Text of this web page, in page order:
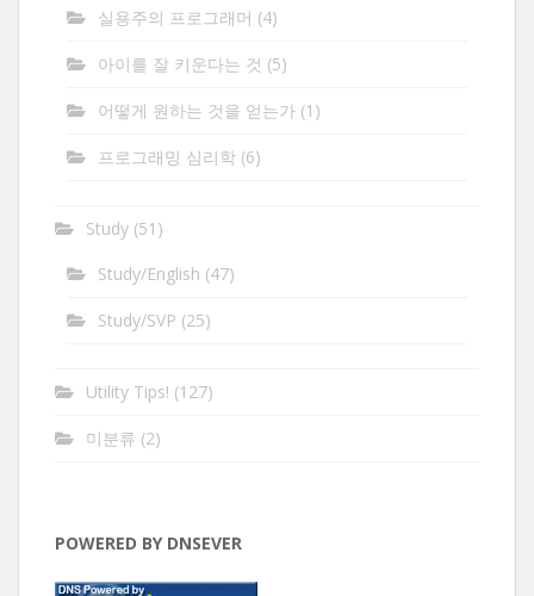
실용주의 프로그래머 (4)
아이를 잘 키운다는 것 (5)
어떻게 원하는 것을 얻는가 (1)
프로그래밍 심리학 (6)
Study (51)
Study/English (47)
Study/SVP (25)
Utility Tips! (127)
미분류 (2)
POWERED BY DNSEVER